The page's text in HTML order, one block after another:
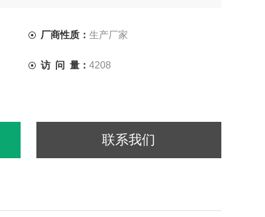
厂商性质： 生产厂家
访 问 量： 4208
联系我们